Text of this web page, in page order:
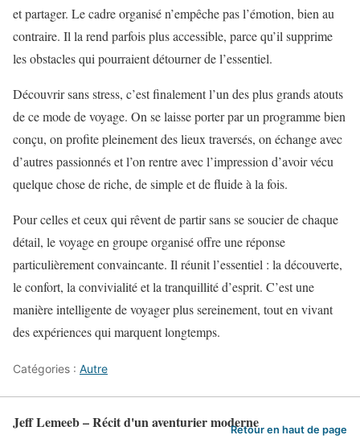
et partager. Le cadre organisé n’empêche pas l’émotion, bien au
contraire. Il la rend parfois plus accessible, parce qu’il supprime
les obstacles qui pourraient détourner de l’essentiel.
Découvrir sans stress, c’est finalement l’un des plus grands atouts
de ce mode de voyage. On se laisse porter par un programme bien
conçu, on profite pleinement des lieux traversés, on échange avec
d’autres passionnés et l’on rentre avec l’impression d’avoir vécu
quelque chose de riche, de simple et de fluide à la fois.
Pour celles et ceux qui rêvent de partir sans se soucier de chaque
détail, le voyage en groupe organisé offre une réponse
particulièrement convaincante. Il réunit l’essentiel : la découverte,
le confort, la convivialité et la tranquillité d’esprit. C’est une
manière intelligente de voyager plus sereinement, tout en vivant
des expériences qui marquent longtemps.
Catégories : Autre
Jeff Lemeeb – Récit d'un aventurier moderneRetour en haut de page